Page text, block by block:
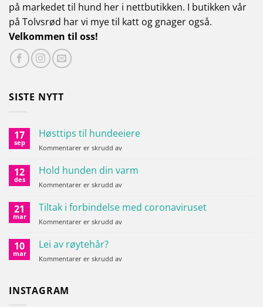
på markedet til hund her i nettbutikken. I butikken vår
på Tolvsrød har vi mye til katt og gnager også.
Velkommen til oss!
SISTE NYTT
17
sep
Høsttips til hundeeiere
Kommentarer er skrudd avfor
til
12
des
Hold hunden din varm
Kommentarer er skrudd avfor
hunden
varm
21
mar
Tiltak i forbindelse med coronaviruset
Kommentarer er skrudd avfor
med
10
mar
Lei av røytehår?
Kommentarer er skrudd avfor
INSTAGRAM